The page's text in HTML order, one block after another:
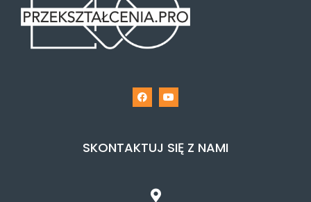
SKONTAKTUJ SIĘ Z NAMI